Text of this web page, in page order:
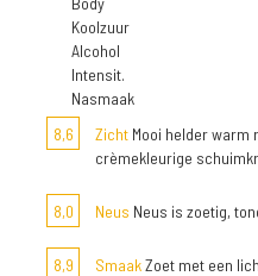
Koolzuur
Alcohol
Intensit.
Nasmaak
8,6
Zicht Mooi helder warm
crèmekleurige
8,0 Neus Neus is zoetig,
8,9 SmaakZoet met een